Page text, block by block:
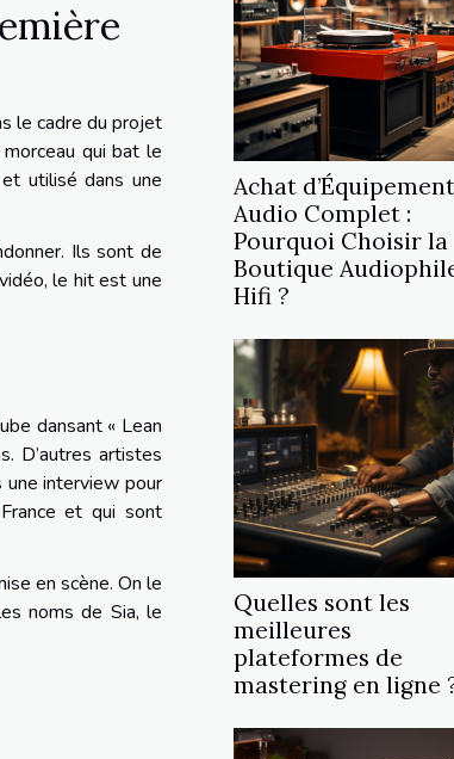
le cadre du projet
qui bat le
utilisé dans une
Ils sont de
le hit est une
dansant « Lean
D’autres artistes
une interview pour
et qui sont
en scène. On le
noms de Sia, le
Achat d’Équipement
Audio Complet :
Pourquoi Choisir la
Boutique
Hifi ?
Quelles sont les
meilleures
plateformes de
mastering en ligne